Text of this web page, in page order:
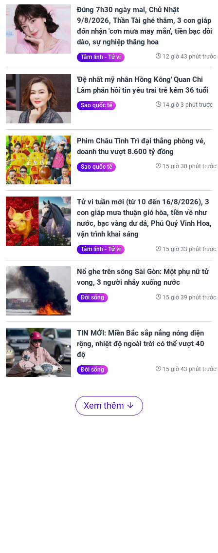
Đúng 7h30 ngày mai, Chủ Nhật
9/8/2026, Thần Tài ghé thăm, 3 con giáp
đón nhận 'cơn mưa may mắn', tiền bạc dồi
dào, sự nghiệp thăng hoa
Tâm linh - Tử vi 12 giờ 43 phút trước
'Đệ nhất mỹ nhân Hồng Kông' Quan Chi
Lâm phản hồi tin yêu trai trẻ kém 36 tuổi
Sao quốc tế 14 giờ 3 phút trước
Phim Châu Tinh Trì đại thắng phòng vé,
doanh thu vượt 8.600 tỷ đồng
Sao quốc tế 15 giờ 30 phút trước
Tử vi tuần mới (từ 10 đến 16/8/2026), 3
con giáp mưa thuận gió hòa, tiền về như
nước, bạc vàng dư dả, Phú Quý Vinh Hoa,
vận trình khai sáng
Tâm linh - Tử vi 15 giờ 33 phút trước
Nổ ghe trên sông Sài Gòn: Một phụ nữ tử
vong, 3 người nhảy xuống nước
Đời sống 15 giờ 39 phút trước
TIN MỚI: Miền Bắc sắp nắng nóng diện
rộng, nhiệt độ ngoài trời có thể vượt 40
độ
Đời sống 15 giờ 43 phút trước
Xem thêm